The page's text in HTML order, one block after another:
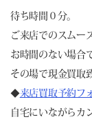
待ち時間０分。
ご来店でのスムー
お時間のない場合
その場で現金買取
◆来店買取予約フ
自宅にいながらカ